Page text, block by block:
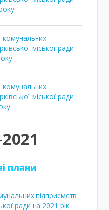
комунальних
міської ради
комунальних
міської ради
плани
підприємств
ради на 2021 рік